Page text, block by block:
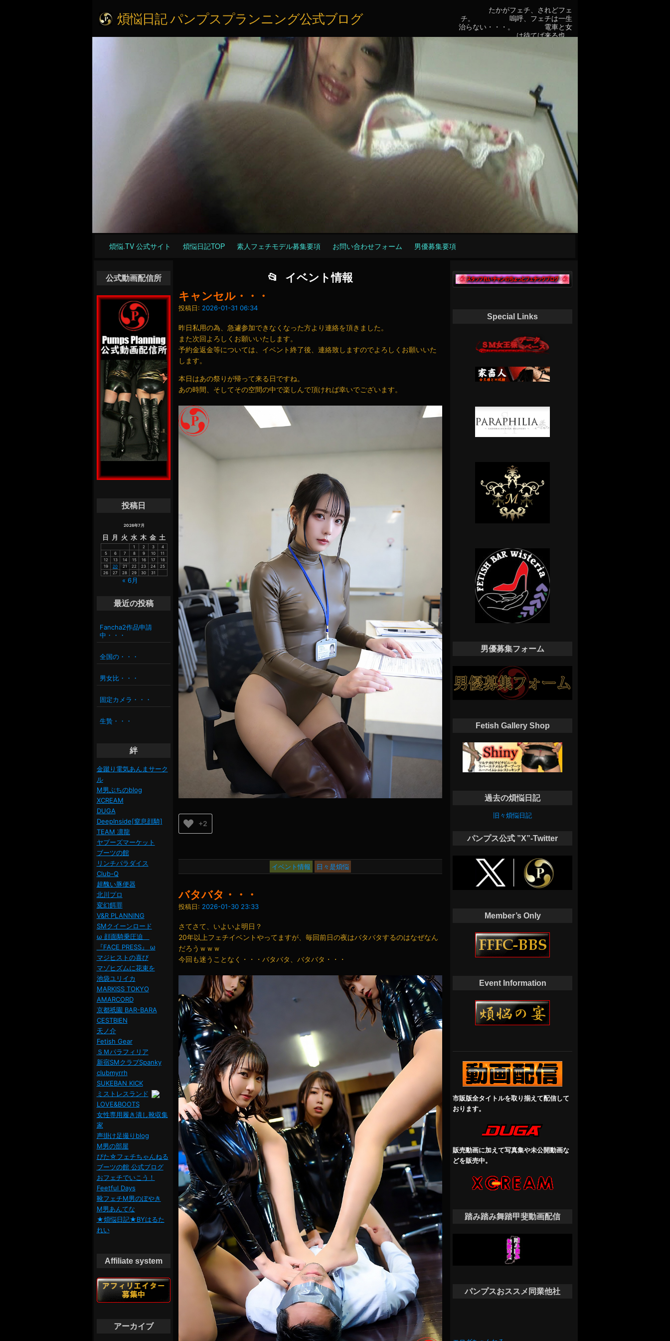
ン
テ
ツ
ッ
プ
to
TEXT-
to
CALENDAR-
to
RECENT-
2
to
TEXT-
to
TEXT-
to
ARCHIVES-
to
CATEGORIES-
to
RSS-
to
BLOCK-
to
TEXT-
to
TEXT-
to
TEXT-
to
TEXT-
to
TEXT-
to
TEXT-
to
TEXT-
to
TEXT-
to
TEXT-
to
TEXT-
to
TEXT-
煩悩日記 パンプスプランニング公式ブログ
たかがフェチ、されどフェ
チ。 嗚呼、フェチは一生
治らない・・・。 電車と女
は待てば来る也。
ビ
ョ
ン
煩悩.TV 公式サイト 煩悩日記TOP 素人フェチモデル募集要項 お問い合わせフォーム 男優募集要項
イベント情報
キャンセル・・・
投稿日: 2026-01-31 06:34
昨日私用の為、急遽参加できなくなった方より連絡を頂きました。
また次回よろしくお願いいたします。
予約金返金等については、イベント終了後、連絡致しますのでよろしくお願いいた
します。
本日はあの祭りが帰って来る日ですね。
あの時間、そしてその空間の中で楽しんで頂ければ幸いでございます。
+2
イベント情報 日々是煩悩
バタバタ・・・
投稿日: 2026-01-30 23:33
さてさて、いよいよ明日？
20年以上フェチイベントやってますが、毎回前日の夜はバタバタするのはなぜなん
だろうｗｗｗ
今回も迷うことなく・・・バタバタ、バタバタ・・・
Special Links
男優募集フォーム
Fetish Gallery Shop
過去の煩悩日記
旧々煩悩日記
パンプス公式 ”X”-Twitter
Member’s Only
Event Information
市販版全タイトルを取り揃えて配信して
おります。
販売動画に加えて写真集や未公開動画な
どを販売中。
踏み踏み舞踏甲斐動画配信
パンプスおススメ同業他社
公式動画配信所
投稿日
2026年7月
日 月 火 水 木 金 土
1 2 3
4
5
6 7 8 9 10
11
12
13 14 15 16 17
18
19
20 21 22 23 24
25
26
27 28 29 30 31
« 6月
最近の投稿
Fancha2作品申請
中・・・
全国の・・・
男女比・・・
固定カメラ・・・
生贄・・・
絆
金蹴り電気あんまサーク
ル
M男ぶちのblog
XCREAM
DUGA
DeepInside[窒息顔騎]
TEAM 凛龍
ヤプーズマーケット
ブーツの館
リンチパラダイス
Club-Q
超醜い豚便器
北川プロ
変幻餌罪
V&R PLANNING
SMクイーンロード
ω 顔面騎乗圧迫
『FACE PRESS』 ω
マジヒストの喜び
マゾヒズムに花束を
池袋ユリイカ
MARKISS TOKYO
AMARCORD
京都祇園 BAR-BARA
CESTBIEN
天ノ介
Fetish Gear
ＳＭパラフィリア
新宿SMクラブSpanky
clubmyrrh
SUKEBAN KICK
ミストレスランド
LOVE&BOOTS
女性専用履き潰し靴収集
家
声掛け足撮りblog
M男の部屋
ぴた☆フェチちゃんねる
ブーツの館 公式ブログ
おフェチでいこう！
Feetful Days
靴フェチM男のぼやき
M男あんてな
★煩悩日記★BYはるた
れい
Affiliate system
アーカイブ